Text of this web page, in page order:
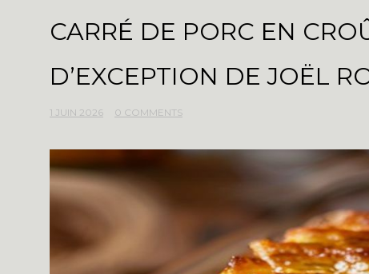
CARRÉ DE PORC EN
D’EXCEPTION DE JOËL
1 JUIN 2026 0 COMMENTS